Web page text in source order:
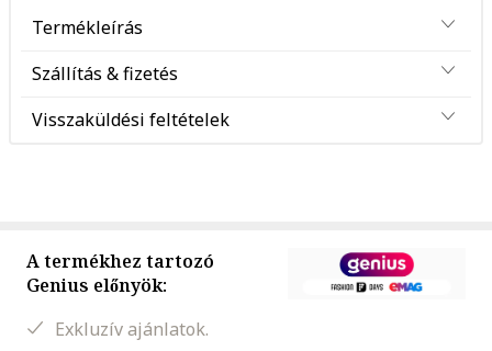
Termékleírás
Szállítás & fizetés
Visszaküldési feltételek
A termékhez tartozó
Genius előnyök:
Exkluzív ajánlatok.